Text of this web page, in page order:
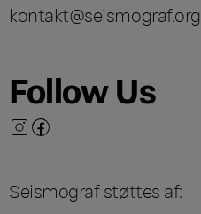
kontakt@seismograf.org
Follow Us
Seismograf støttes af: